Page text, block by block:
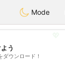
StatesDating
Mode
う
ウンロード！